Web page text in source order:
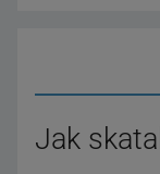
Jak